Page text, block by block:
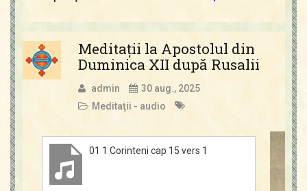
Meditaţii la Apostolul din
Duminica XII după Rusalii
admin
30 aug., 2025
Meditaţii - audio
01 1 Corinteni cap 15 vers 1